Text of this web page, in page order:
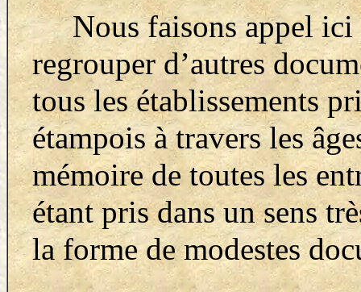
Nous faisons appel ici
regrouper d’autres
tous les établissements
étampois à travers les
mémoire de toutes les
étant pris dans un sens
la forme de modestes